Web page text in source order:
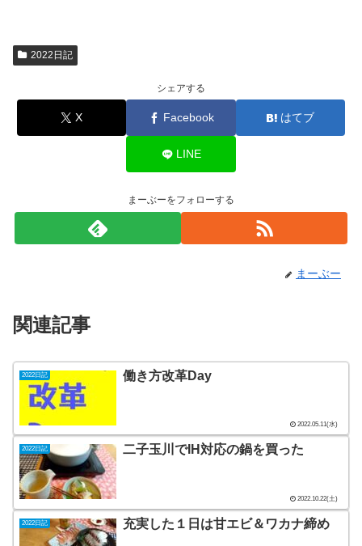
2022日記
シェアする
X Facebook はてブ
LINE
まーぶーをフォローする
まーぶー
関連記事
2022日記 働き方改革Day
2022.05.11(水)
2022日記 二子玉川でIH対応の鍋を買った
2022.10.22(土)
2022日記 充実した１日は甘エビ＆ワカナ締め